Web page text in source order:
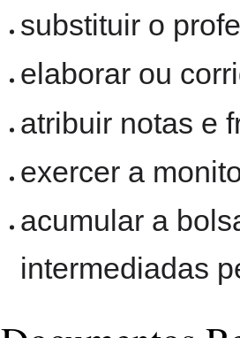
substituir o
elaborar ou
atribuir notas e
exercer a
acumular a
intermediadas